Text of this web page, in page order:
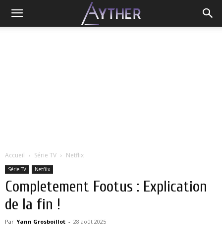
Accueil Série TV Netflix
Série TV Netflix
Completement Footus : Explication
de la fin !
Par Yann Grosboillot - 28 août 2025